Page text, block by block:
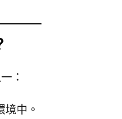
：
中。